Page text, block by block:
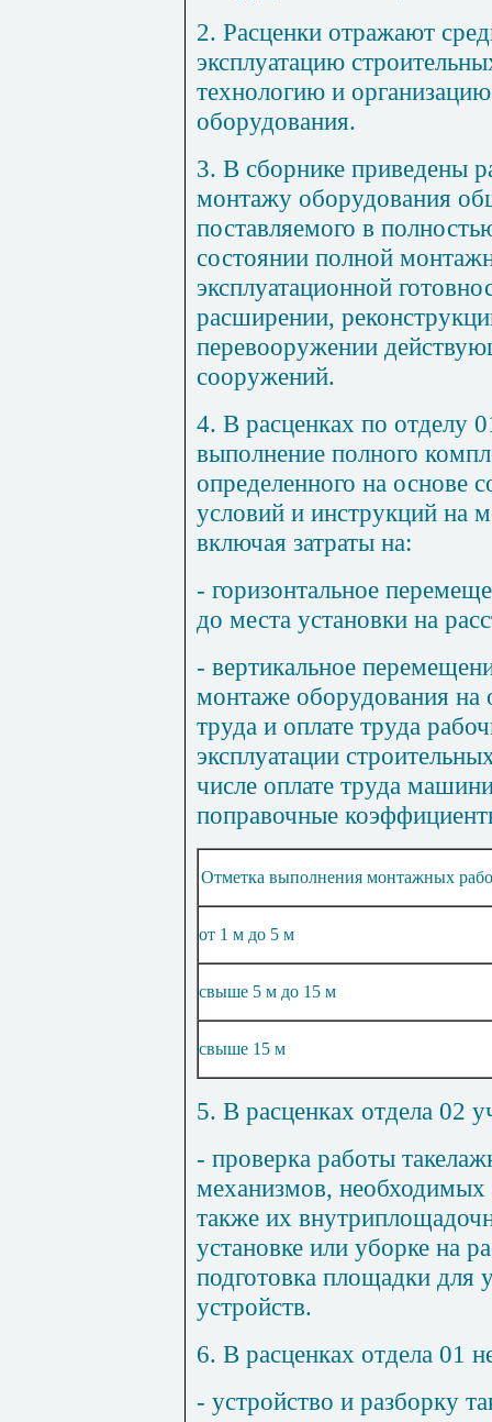
2. Расценки отражают
эксплуатацию
технологию и
оборудования.
3. В сборнике приведены
монтажу оборудования
поставляемого в
состоянии полной
эксплуатационной
расширении,
перевооружении
сооружений.
4. В расценках по отделу
выполнение полного
определенного на основе
условий и инструкций на
включая затраты на:
- горизонтальное
до места установки на
- вертикальное
монтаже оборудования на
труда и оплате труда
эксплуатации
числе оплате труда
поправочные
Отметка выполнения монтажных
от 1 м до 5 м
свыше 5 м до 15 м
свыше 15 м
5. В расценках отдела 02
- проверка работы
механизмов, необходимых
также их
установке или уборке на
подготовка площадки для
устройств.
6. В расценках отдела 01
- устройство и разборку